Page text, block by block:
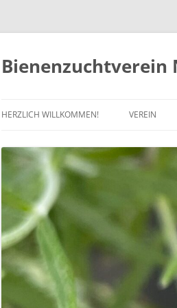
Zum
springen
Bienenzuchtverein
HERZLICH WILLKOMMEN! VEREIN
SATZUNG